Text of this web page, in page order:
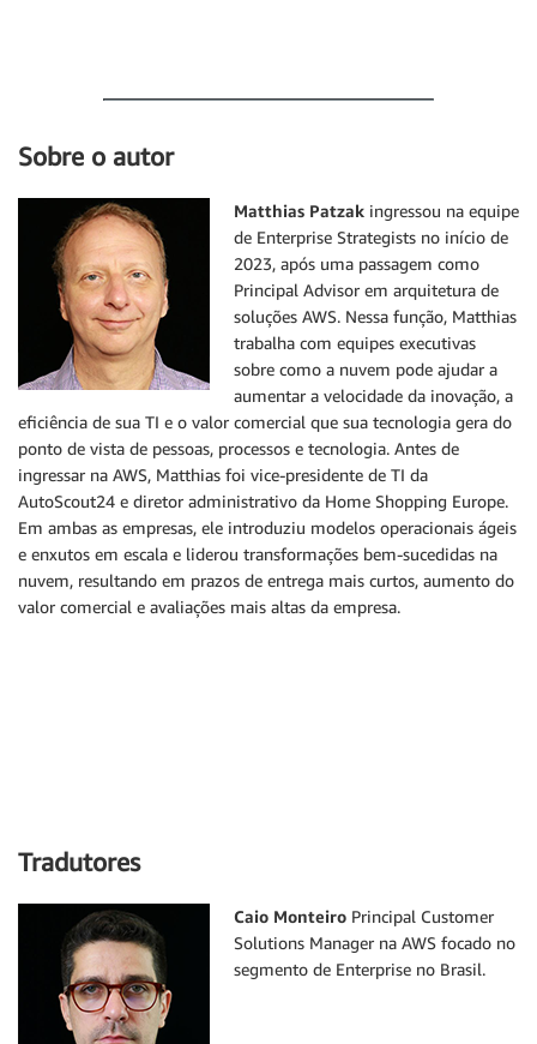
Sobre o autor
Matthias Patzak ingressou na equipe
de Enterprise Strategists no início de
2023, após uma passagem como
Principal Advisor em arquitetura de
soluções AWS. Nessa função, Matthias
trabalha com equipes executivas
sobre como a nuvem pode ajudar a
aumentar a velocidade da inovação, a
eficiência de sua TI e o valor comercial que sua tecnologia gera do
ponto de vista de pessoas, processos e tecnologia. Antes de
ingressar na AWS, Matthias foi vice-presidente de TI da
AutoScout24 e diretor administrativo da Home Shopping Europe.
Em ambas as empresas, ele introduziu modelos operacionais ágeis
e enxutos em escala e liderou transformações bem-sucedidas na
nuvem, resultando em prazos de entrega mais curtos, aumento do
valor comercial e avaliações mais altas da empresa.
Tradutores
Caio Monteiro Principal Customer
Solutions Manager na AWS focado no
segmento de Enterprise no Brasil.